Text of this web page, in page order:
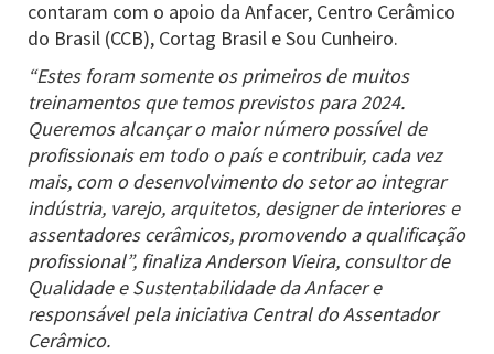
contaram com o apoio da Anfacer, Centro Cerâmico
do Brasil (CCB), Cortag Brasil e Sou Cunheiro.
“Estes foram somente os primeiros de muitos
treinamentos que temos previstos para 2024.
Queremos alcançar o maior número possível de
profissionais em todo o país e contribuir, cada vez
mais, com o desenvolvimento do setor ao integrar
indústria, varejo, arquitetos, designer de interiores e
assentadores cerâmicos, promovendo a qualificação
profissional”, finaliza Anderson Vieira, consultor de
Qualidade e Sustentabilidade da Anfacer e
responsável pela iniciativa Central do Assentador
Cerâmico.